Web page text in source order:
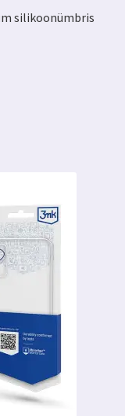
silikoonümbris